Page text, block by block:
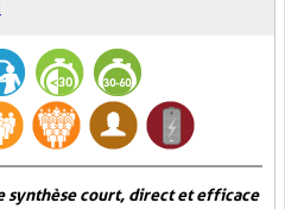
synthèse court, direct et efficace